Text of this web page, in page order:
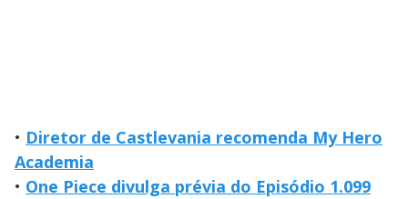
• Diretor de Castlevania recomenda My Hero
Academia
• One Piece divulga prévia do Episódio 1.099